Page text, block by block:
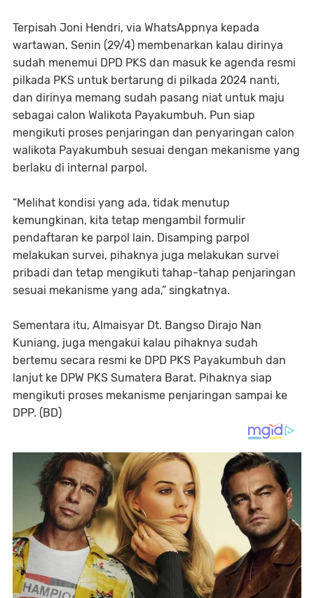
Terpisah Joni Hendri, via WhatsAppnya kepada
wartawan, Senin (29/4) membenarkan kalau dirinya
sudah menemui DPD PKS dan masuk ke agenda resmi
pilkada PKS untuk bertarung di pilkada 2024 nanti,
dan dirinya memang sudah pasang niat untuk maju
sebagai calon Walikota Payakumbuh. Pun siap
mengikuti proses penjaringan dan penyaringan calon
walikota Payakumbuh sesuai dengan mekanisme yang
berlaku di internal parpol.
“Melihat kondisi yang ada, tidak menutup
kemungkinan, kita tetap mengambil formulir
pendaftaran ke parpol lain. Disamping parpol
melakukan survei, pihaknya juga melakukan survei
pribadi dan tetap mengikuti tahap-tahap penjaringan
sesuai mekanisme yang ada,” singkatnya.
Sementara itu, Almaisyar Dt. Bangso Dirajo Nan
Kuniang, juga mengakui kalau pihaknya sudah
bertemu secara resmi ke DPD PKS Payakumbuh dan
lanjut ke DPW PKS Sumatera Barat. Pihaknya siap
mengikuti proses mekanisme penjaringan sampai ke
DPP. (BD)